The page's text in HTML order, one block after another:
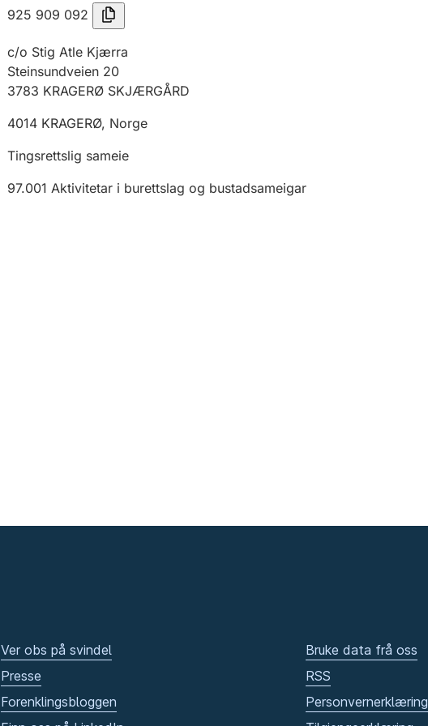
925 909 092
c/o Stig Atle Kjærra
Steinsundveien 20
3783 KRAGERØ SKJÆRGÅRD
4014 KRAGERØ, Norge
Tingsrettslig sameie
97.001 Aktivitetar i burettslag og bustadsameigar
Ver obs på svindel
Presse
Forenklingsbloggen
Bruke data frå oss
RSS
Personvernerklæring